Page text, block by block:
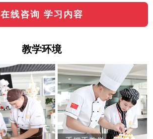
在线咨询 学习内容
教学环境